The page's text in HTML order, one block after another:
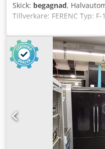
Skick: begagnad,
Tillverkare: FERENC Typ:
Kapacitet: ca 800 st/timme
formar i maskinen: 2 x 5 L
längd: 900 mm - bredd:
Blåsmaskinens mått: -
höjd: 2000 mm Setvikt: